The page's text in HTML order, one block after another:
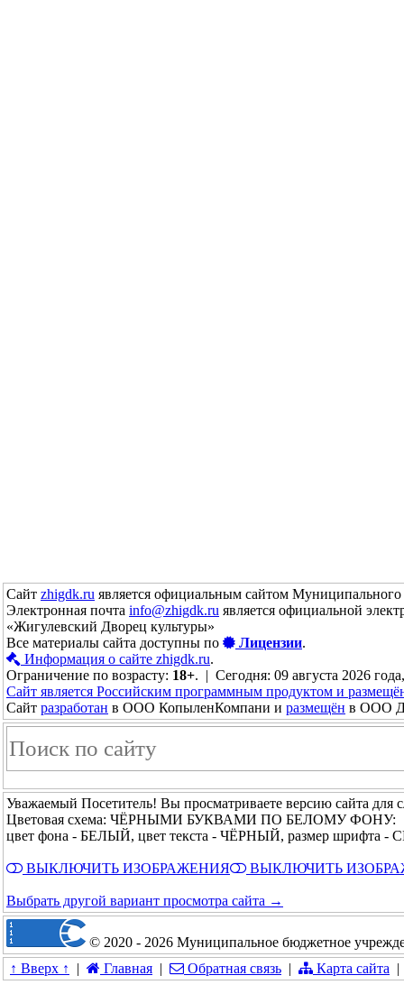
Сайт zhigdk.ru является официальным сайтом
Электронная почта info@zhigdk.ru является официальной
«Жигулевский Дворец культуры»
Все материалы сайта доступны по
Лицензии.
Информация о сайте zhigdk.ru.
Ограничение по возрасту: 18+. | Сегодня: 09 августа 2026
Сайт является Российским программным продуктом и
Сайт разработан в ООО КопыленКомпани и размещён в ООО
Уважаемый Посетитель! Вы просматриваете версию сайта для
Цветовая схема: ЧЁРНЫМИ БУКВАМИ ПО БЕЛОМУ ФОНУ:
цвет фона - БЕЛЫЙ, цвет текста - ЧЁРНЫЙ, размер шрифта -
ВЫКЛЮЧИТЬ ИЗОБРАЖЕНИЯ ВЫКЛЮЧИТЬ
Выбрать другой вариант просмотра сайта →
© 2020 - 2026 Муниципальное бюджетное
↑ Вверх ↑
| Главная | Обратная связь | Карта сайта